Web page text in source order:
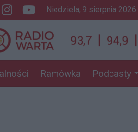
Instagram.com
Youtube.com
niedziela, 9 sierpnia 2026
Ramówka Podcasty